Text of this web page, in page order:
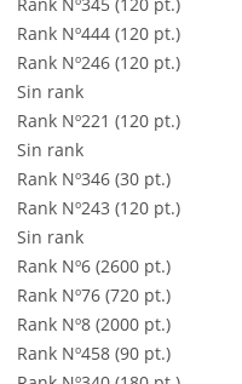
Rank Nº444 (120 pt.)
Rank Nº246 (120 pt.)
Sin rank
Rank Nº221 (120 pt.)
Sin rank
Rank Nº346 (30 pt.)
Rank Nº243 (120 pt.)
Sin rank
Rank Nº6 (2600 pt.)
Rank Nº76 (720 pt.)
Rank Nº8 (2000 pt.)
Rank Nº458 (90 pt.)